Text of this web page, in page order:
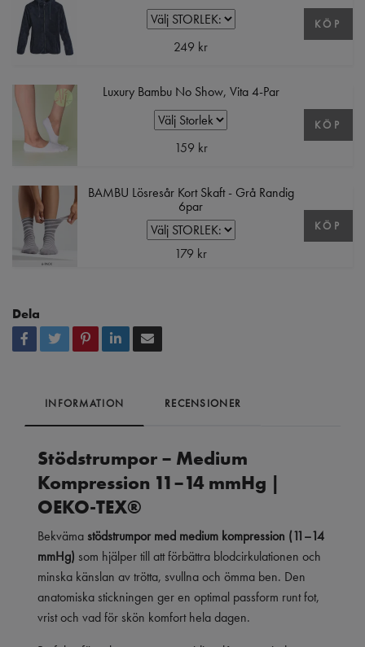
249 kr
KÖP
Luxury Bambu No Show, Vita 4-Par
159 kr
KÖP
BAMBU Lösresår Kort Skaft - Grå Randig
6par
179 kr
KÖP
Dela
INFORMATION RECENSIONER
Stödstrumpor – Medium
Kompression 11–14 mmHg |
OEKO-TEX®
Bekvämastödstrumpor med medium kompression (11–14
mmHg) som hjälper till att förbättra blodcirkulationen och
minska känslan av trötta, svullna och ömma ben. Den
anatomiska stickningen ger en optimal passform runt fot,
vrist och vad för skön komfort hela dagen.